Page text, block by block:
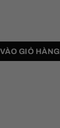
GIỎ HÀNG